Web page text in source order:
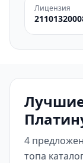
Лицензия
4
топа